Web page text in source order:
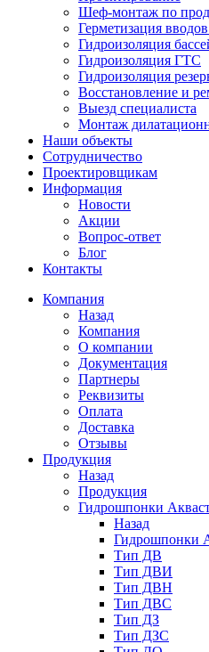
Шеф-монтаж по
Герметизация
Гидроизоляция
Гидроизоляция ГТС
Гидроизоляция
Восстановление и
Выезд специалиста
Монтаж
Наши объекты
Сотрудничество
Проектировщикам
Информация
Новости
Акции
Вопрос-ответ
Блог
Контакты
Компания
Назад
Компания
О компании
Документация
Партнеры
Реквизиты
Оплата
Доставка
Отзывы
Продукция
Назад
Продукция
Гидрошпонки
Назад
Гидрошпонки
Тип ДВ
Тип ДВИ
Тип ДВН
Тип ДВС
Тип ДЗ
Тип ДЗС